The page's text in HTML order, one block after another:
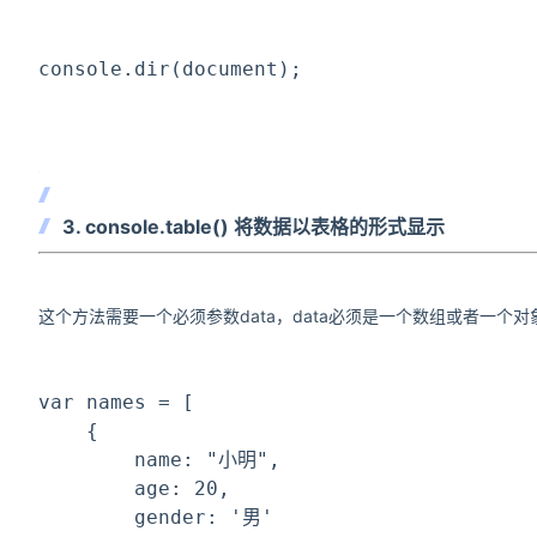
console.dir(document);
3. console.table() 将数据以表格的形式显示
这个方法需要一个必须参数data，data必须是一个数组或者一个对
var names = [
{
name:
"小明" ,
age: 20,
gender:
'男'